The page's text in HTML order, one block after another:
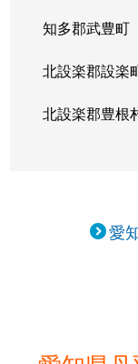
知多郡武豊町
北設楽郡設楽
北設楽郡豊根
愛